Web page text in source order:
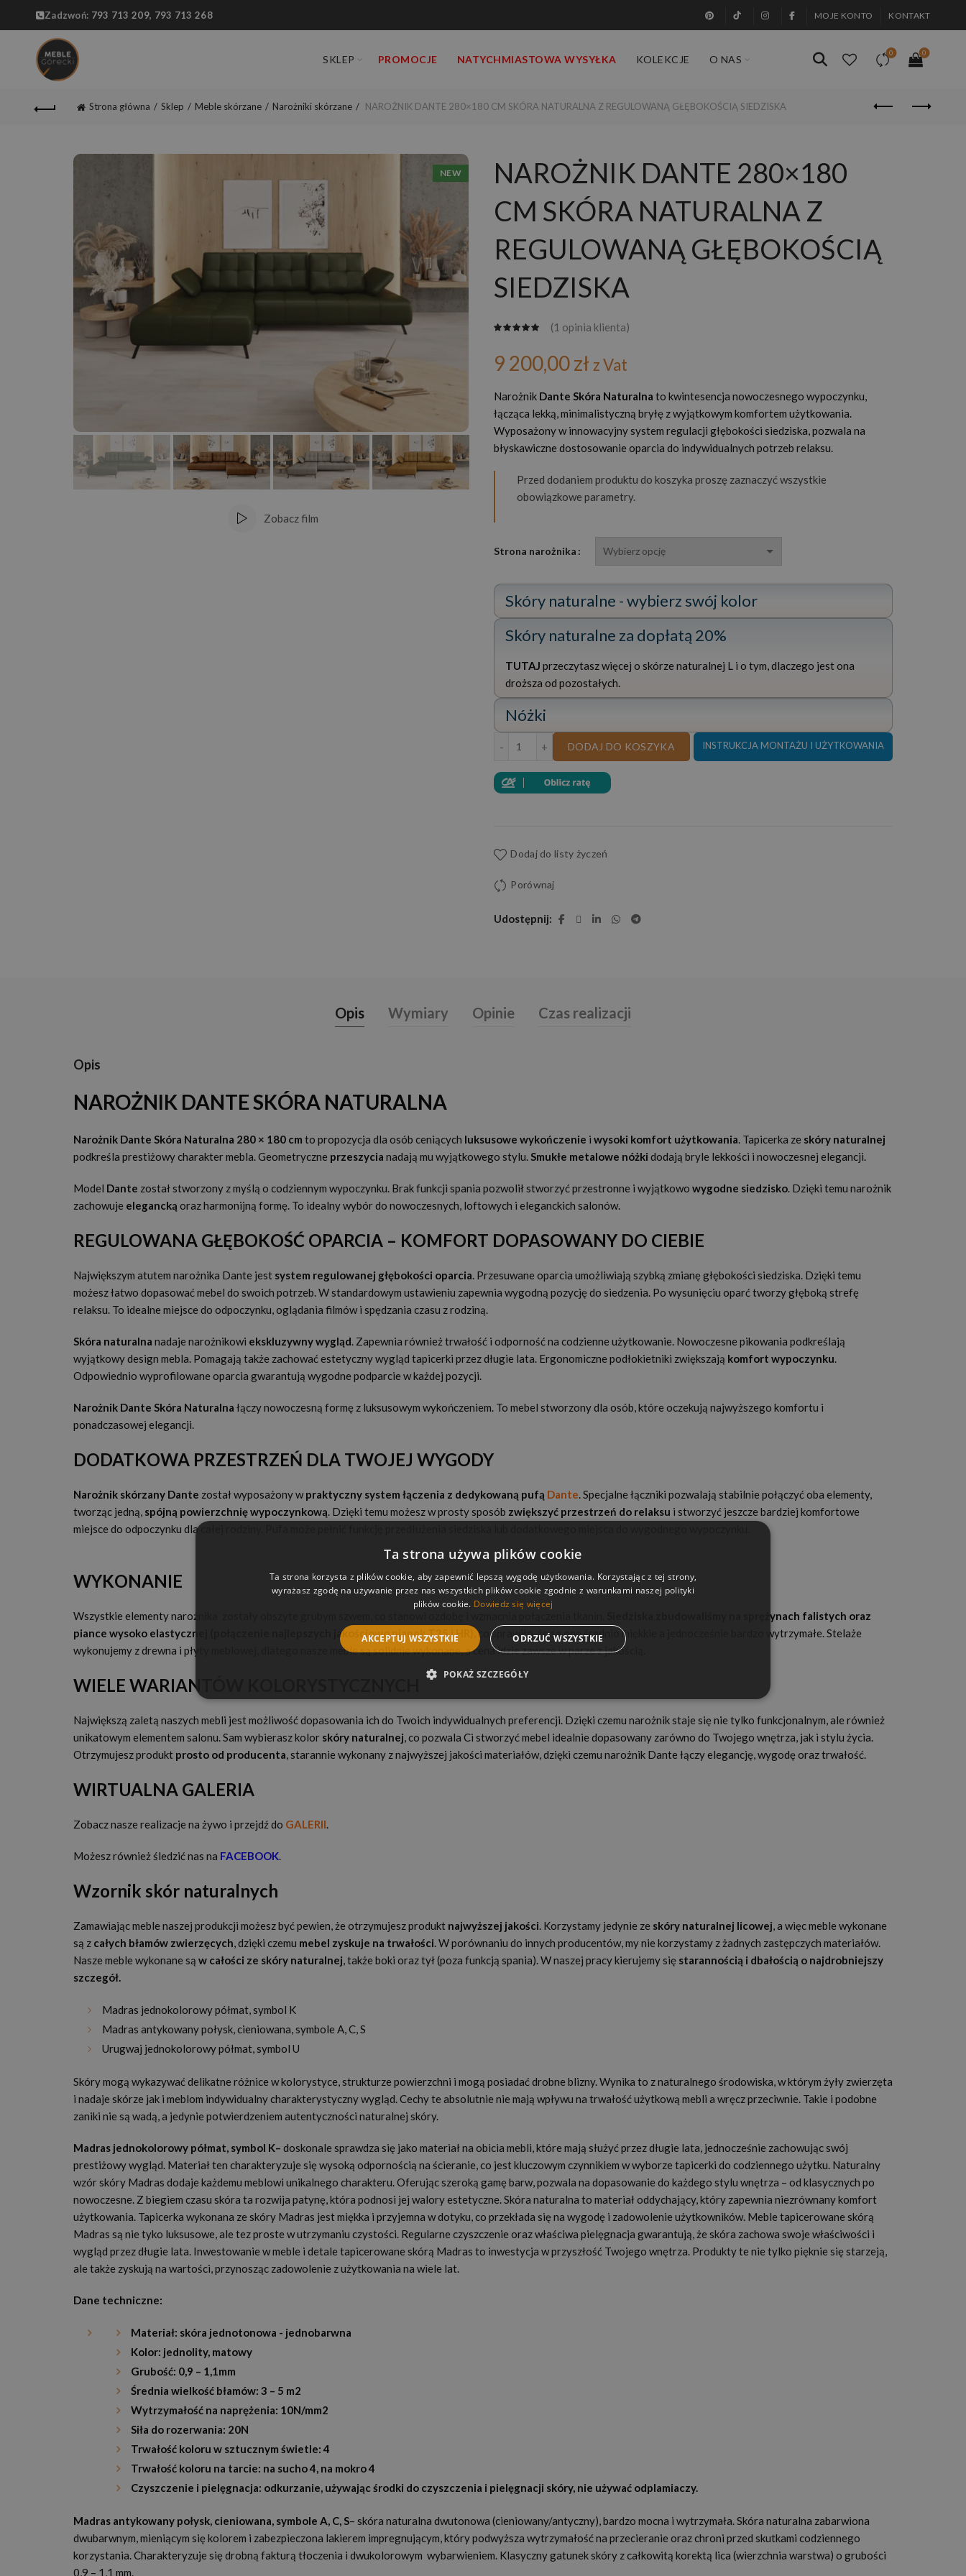
Zadzwoń: 793 713 209, 793 713 268 MOJE KONTO KONTAKT
SKLEP PROMOCJE NATYCHMIASTOWA WYSYŁKA KOLEKCJE O NAS
0 0
Strona główna Sklep Meble skórzane Narożniki skórzane NAROŻNIK DANTE 280×180 CM SKÓRA NATURALNA Z REGULOWANĄ GŁĘBOKOŚCIĄ SIEDZISKA
NEW
Zobacz film
NAROŻNIK DANTE 280×180
CM SKÓRA NATURALNA Z
REGULOWANĄ GŁĘBOKOŚCIĄ
SIEDZISKA
(1 opinia klienta)
9 200,00zł z Vat
Narożnik Dante Skóra Naturalna to kwintesencja nowoczesnego wypoczynku,
łącząca lekką, minimalistyczną bryłę z wyjątkowym komfortem użytkowania.
Wyposażony w innowacyjny system regulacji głębokości siedziska, pozwala na
błyskawiczne dostosowanie oparcia do indywidualnych potrzeb relaksu.
Przed dodaniem produktu do koszyka proszę zaznaczyć wszystkie
obowiązkowe parametry.
Strona narożnika
Skóry naturalne - wybierz swój kolor
Skóry naturalne za dopłatą 20%
TUTAJ przeczytasz więcej o skórze naturalnej L i o tym, dlaczego jest ona
droższa od pozostałych.
Nóżki
ilość NAROŻNIK DANTE 280x180 CM SKÓRA NATURALNA Z REGULOWANĄ GŁĘBOKOŚCIĄ
DODAJ DO KOSZYKA INSTRUKCJA MONTAŻU I UŻYTKOWANIA
Dodaj do listy życzeń
Porównaj
Udostępnij
Opis Wymiary Opinie Czas realizacji
Opis
NAROŻNIK DANTE SKÓRA NATURALNA
Narożnik Dante Skóra Naturalna 280 × 180 cm to propozycja dla osób ceniących luksusowe wykończenie i wysoki komfort użytkowania. Tapicerka ze skóry naturalnej
podkreśla prestiżowy charakter mebla. Geometryczne przeszycia nadają mu wyjątkowego stylu.Smukłe metalowe nóżki dodają bryle lekkości i nowoczesnej elegancji.
Model Dante został stworzony z myślą o codziennym wypoczynku. Brak funkcji spania pozwolił stworzyć przestronne i wyjątkowo wygodne siedzisko. Dzięki temu narożnik
zachowuje elegancką oraz harmonijną formę. To idealny wybór do nowoczesnych, loftowych i eleganckich salonów.
REGULOWANA GŁĘBOKOŚĆ OPARCIA – KOMFORT DOPASOWANY DO CIEBIE
Największym atutem narożnika Dante jest system regulowanej głębokości oparcia. Przesuwane oparcia umożliwiają szybką zmianę głębokości siedziska. Dzięki temu
możesz łatwo dopasować mebel do swoich potrzeb. W standardowym ustawieniu zapewnia wygodną pozycję do siedzenia. Po wysunięciu oparć tworzy głęboką strefę
relaksu. To idealne miejsce do odpoczynku, oglądania filmów i spędzania czasu z rodziną.
Skóra naturalna nadaje narożnikowi ekskluzywny wygląd. Zapewnia również trwałość i odporność na codzienne użytkowanie. Nowoczesne pikowania podkreślają
wyjątkowy design mebla. Pomagają także zachować estetyczny wygląd tapicerki przez długie lata. Ergonomiczne podłokietniki zwiększają komfort wypoczynku.
Odpowiednio wyprofilowane oparcia gwarantują wygodne podparcie w każdej pozycji.
Narożnik Dante Skóra Naturalna łączy nowoczesną formę z luksusowym wykończeniem. To mebel stworzony dla osób, które oczekują najwyższego komfortu i
ponadczasowej elegancji.
DODATKOWA PRZESTRZEŃ DLA TWOJEJ WYGODY
Narożnik skórzany Dante został wyposażony wpraktyczny system łączenia z dedykowaną pufą Dante. Specjalne łączniki pozwalają stabilnie połączyć oba elementy,
tworząc jedną, spójną powierzchnię wypoczynkową. Dzięki temu możesz w prosty sposób zwiększyć przestrzeń do relaksu i stworzyć jeszcze bardziej komfortowe
miejsce do odpoczynku dla całej rodziny. Pufa może pełnić funkcję przedłużenia siedziska lub dodatkowego miejsca do wygodnego wypoczynku.
WYKONANIE
Wszystkie elementy narożnika zostały obszyte grubym szwem, co stanowi ozdobę i wzmacnia połączenia tkanin.
Siedziska zbudowaliśmy na sprężynach falistych oraz
piance wysoko elastycznej (połączenie najlepszych jakościowo pianek T35 i HR),co sprawiło, że są one średnio miękkie a jednocześnie bardzo wytrzymałe. Stelaże
wykonujemy z drewna i płyty meblowej, dlatego nasze meble są solidnie wykonane, a cena idzie zawsze w parze z jakością.
WIELE WARIANTÓW KOLORYSTYCZNYCH
Największą zaletą naszych mebli jest możliwość dopasowania ich do Twoich indywidualnych preferencji. Dzięki czemu narożnik staje się nie tylko funkcjonalnym, ale również
unikatowym elementem salonu. Sam wybierasz kolor skóry naturalnej, co pozwala Ci stworzyć mebel idealnie dopasowany zarówno do Twojego wnętrza, jak i stylu życia.
Otrzymujesz produkt prosto od producenta, starannie wykonany z najwyższej jakości materiałów, dzięki czemu narożnik Dante łączy elegancję, wygodę oraz trwałość.
WIRTUALNA GALERIA
Zobacz nasze realizacje na żywo i przejdź do GALERII.
Możesz również śledzić nas na FACEBOOK.
Wzornik skór naturalnych
Zamawiając meble naszej produkcji możesz być pewien, że otrzymujesz produkt najwyższej jakości. Korzystamy jedynie ze skóry naturalnej licowej, a więc meble wykonane
są z całych błamów zwierzęcych, dzięki czemu mebel zyskuje na trwałości. W porównaniu do innych producentów, my nie korzystamy z żadnych zastępczych materiałów.
Nasze meble wykonane są w całości ze skóry naturalnej, także boki oraz tył (poza funkcją spania). W naszej pracy kierujemy się starannością i dbałością o najdrobniejszy
szczegół.
Madras jednokolorowy półmat, symbol K
Madras antykowany połysk, cieniowana, symbole A, C, S
Urugwaj jednokolorowy półmat, symbol U
Skóry mogą wykazywać delikatne różnice w kolorystyce, strukturze powierzchni i mogą posiadać drobne blizny. Wynika to z naturalnego środowiska, w którym żyły zwierzęta
i nadaje skórze jak i meblom indywidualny charakterystyczny wygląd. Cechy te absolutnie nie mają wpływu na trwałość użytkową mebli a wręcz przeciwnie. Takie i podobne
zaniki nie są wadą, a jedynie potwierdzeniem autentyczności naturalnej skóry.
Madras jednokolorowy półmat, symbol K– doskonale sprawdza się jako materiał na obicia mebli, które mają służyć przez długie lata, jednocześnie zachowując swój
prestiżowy wygląd. Materiał ten charakteryzuje się wysoką odpornością na ścieranie, co jest kluczowym czynnikiem w wyborze tapicerki do codziennego użytku. Naturalny
wzór skóry Madras dodaje każdemu meblowi unikalnego charakteru. Oferując szeroką gamę barw, pozwala na dopasowanie do każdego stylu wnętrza – od klasycznych po
nowoczesne. Z biegiem czasu skóra ta rozwija patynę, która podnosi jej walory estetyczne. Skóra naturalna to materiał oddychający, który zapewnia niezrównany komfort
użytkowania. Tapicerka wykonana ze skóry Madras jest miękka i przyjemna w dotyku, co przekłada się na wygodę i zadowolenie użytkowników. Meble tapicerowane skórą
Madras są nie tyko luksusowe, ale tez proste w utrzymaniu czystości. Regularne czyszczenie oraz właściwa pielęgnacja gwarantują, że skóra zachowa swoje właściwości i
wygląd przez długie lata. Inwestowanie w meble i detale tapicerowane skórą Madras to inwestycja w przyszłość Twojego wnętrza. Produkty te nie tylko pięknie się starzeją,
ale także zyskują na wartości, przynosząc zadowolenie z użytkowania na wiele lat.
Dane techniczne:
Materiał: skóra jednotonowa - jednobarwna
Kolor: jednolity, matowy
Grubość: 0,9 – 1,1mm
Średnia wielkość błamów: 3 – 5 m2
Wytrzymałość na naprężenia: 10N/mm2
Siła do rozerwania: 20N
Trwałość koloru w sztucznym świetle: 4
Trwałość koloru na tarcie: na sucho 4, na mokro 4
Czyszczenie i pielęgnacja: odkurzanie, używając środki do czyszczenia i pielęgnacji skóry, nie używać odplamiaczy.
Madras antykowany połysk, cieniowana, symbole A, C, S– skóra naturalna dwutonowa (cieniowany/antyczny), bardzo mocna i wytrzymała. Skóra naturalna zabarwiona
dwubarwnym, mieniącym się kolorem i zabezpieczona lakierem impregnującym, który podwyższa wytrzymałość na przecieranie oraz chroni przed skutkami codziennego
korzystania. Charakteryzuje się drobną fakturą tłoczenia i dwukolorowym wybarwieniem. Klasyczny gatunek skóry z całkowitą korektą lica (wierzchnia warstwa) o grubości
0,9 – 1,1 mm.
Ta strona używa plików cookie
Ta strona korzysta z plików cookie, aby zapewnić lepszą wygodę użytkowania. Korzystając z tej strony,
wyrażasz zgodę na używanie przez nas wszystkich plików cookie zgodnie z warunkami naszej polityki
plików cookie. Dowiedz się więcej
AKCEPTUJ WSZYSTKIE ODRZUĆ WSZYSTKIE
POKAŻ SZCZEGÓŁY